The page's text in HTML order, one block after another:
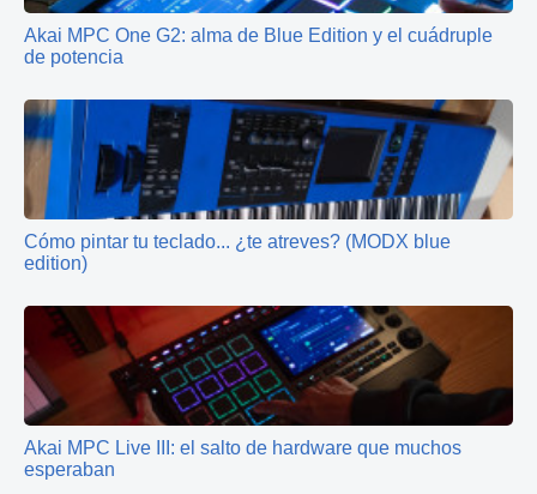
Akai MPC One G2: alma de Blue Edition y el cuádruple
de potencia
Cómo pintar tu teclado... ¿te atreves? (MODX blue
edition)
Akai MPC Live III: el salto de hardware que muchos
esperaban